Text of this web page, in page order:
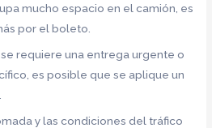
mucho espacio en el camión, es
por el boleto.
se requiere una entrega urgente o
es posible que se aplique un
y las condiciones del tráfico